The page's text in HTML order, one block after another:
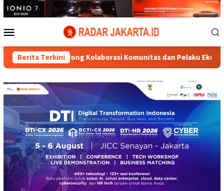
Loncat
ke
Mobile
Berita Terkini
Dorong Kolaborasi Komunitas dan Pelaku Ekonomi Kreatif